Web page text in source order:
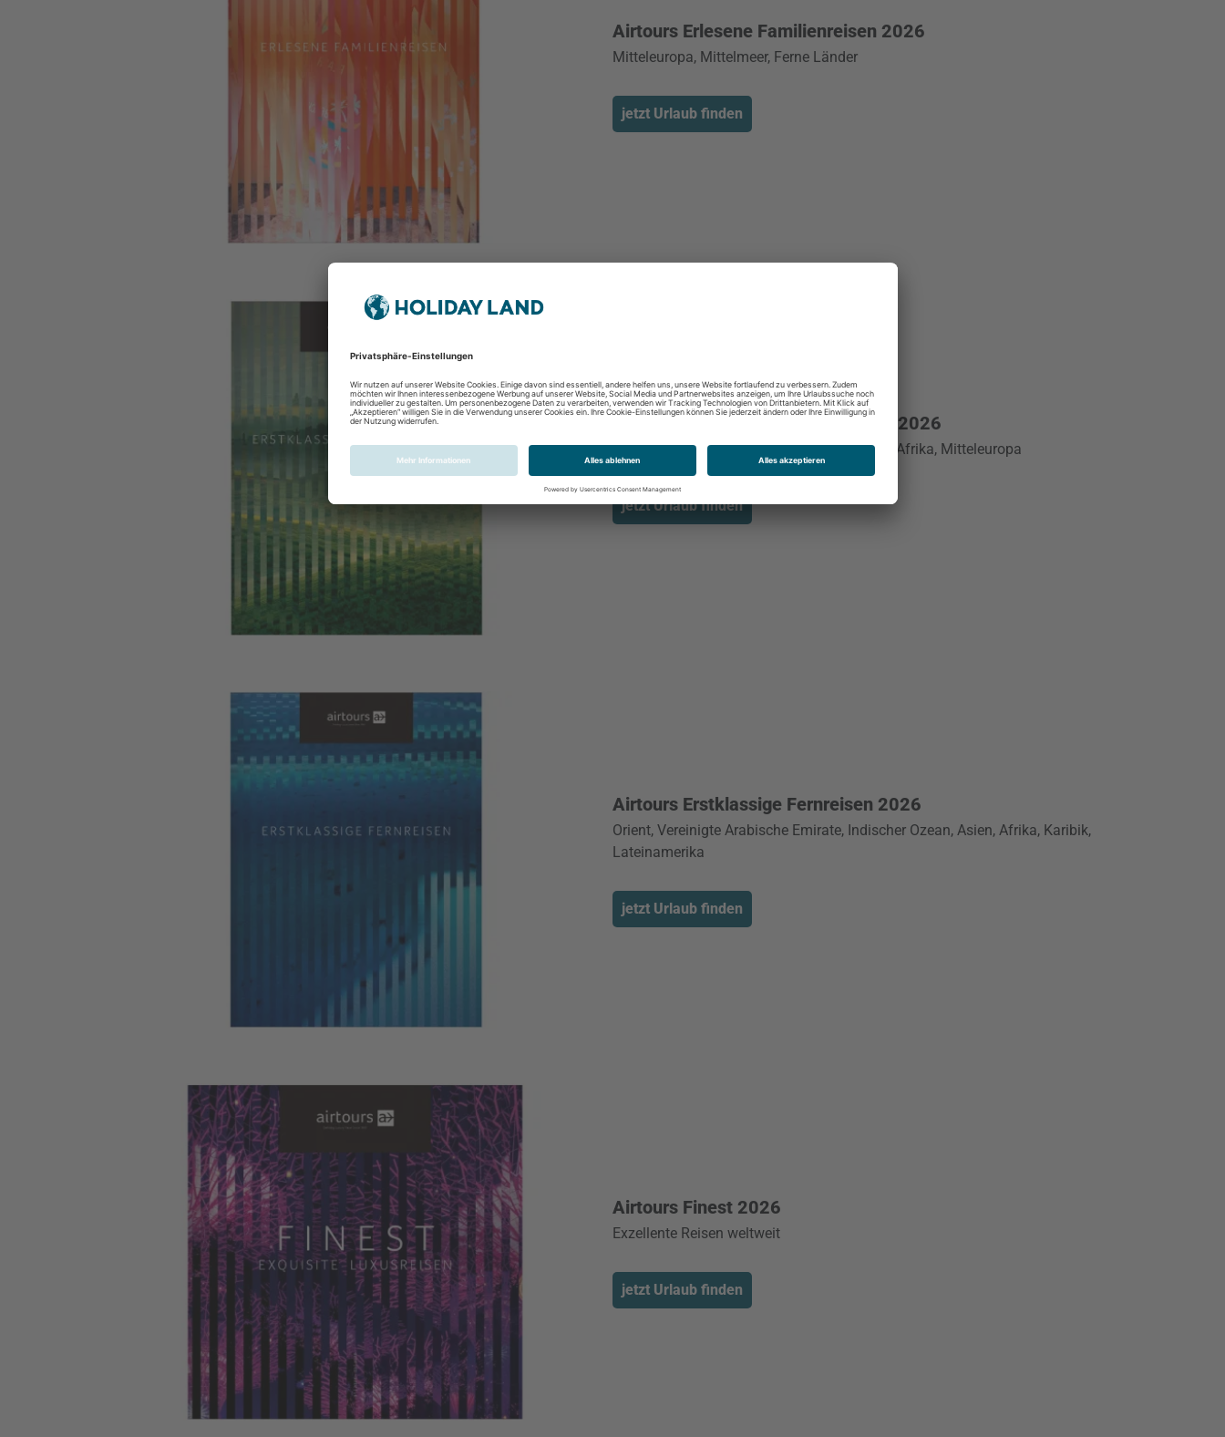
Airtours Erlesene Familienreisen 2026
Mitteleuropa, Mittelmeer, Ferne Länder
jetzt Urlaub finden
Airtours Erstklassige Europareisen 2026
Westliches Mittelmeer, Östliches Mittelmeer, Afrika, Mitteleuropa
jetzt Urlaub finden
Airtours Erstklassige Fernreisen 2026
Orient, Vereinigte Arabische Emirate, Indischer Ozean, Asien, Afrika, Karibik,
Lateinamerika
jetzt Urlaub finden
Airtours Finest 2026
Exzellente Reisen weltweit
jetzt Urlaub finden